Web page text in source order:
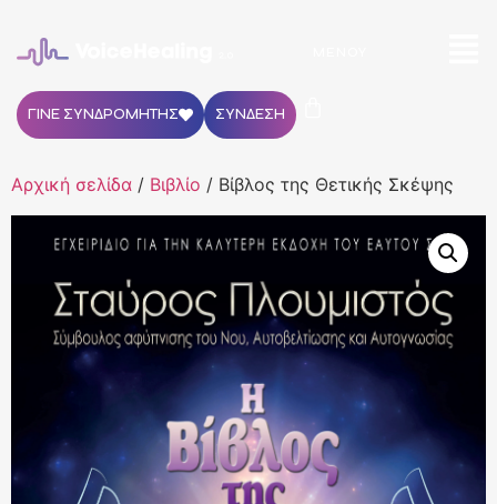
ΓΙΝΕ ΣΥΝΔΡΟΜΗΤΗΣ ΣΥΝΔΕΣΗ
Αρχική σελίδα / Βιβλίο / Βίβλος της Θετικής Σκέψης